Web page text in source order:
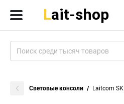
Световые консоли Laitcom